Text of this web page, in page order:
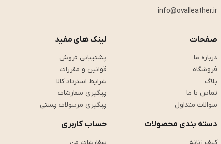
info@ovalleather.ir
صفحات
درباره ما
فروشگاه
بلاگ
تماس با ما
سوالات متداول
لینک های مفید
پشتیبانی فروش
قوانین و مقررات
شرایط استرداد کالا
پیگیری سفارشات
پیگیری مرسولات پستی
دسته بندی محصولات حساب کاربری